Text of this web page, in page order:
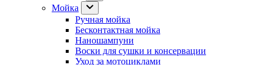
Мойка
Ручная мойка
Бесконтактная мойка
Наношампуни
Воски для сушки и консервации
Уход за мотоциклами